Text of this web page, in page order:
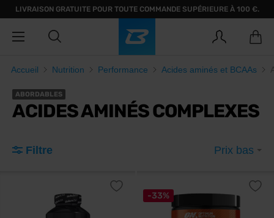
LIVRAISON GRATUITE POUR TOUTE COMMANDE SUPÉRIEURE À 100 €.
Accueil Nutrition Performance Acides aminés et BCAAs
ABORDABLES
ACIDES AMINÉS COMPLEXES
Filtre Prix bas
-33%